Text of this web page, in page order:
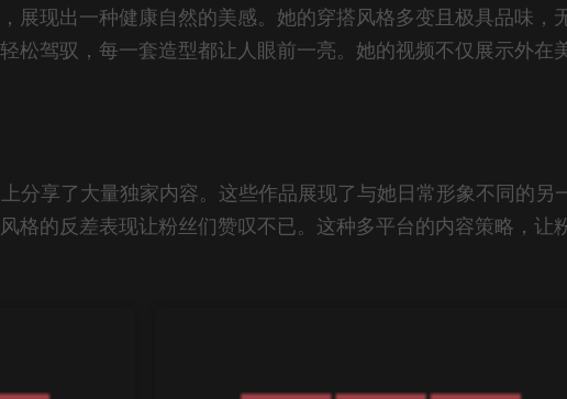
展现出一种健康自然的美感。她的穿搭风格多变且极具品味，
松驾驭，每一套造型都让人眼前一亮。她的视频不仅展示外在
上分享了大量独家内容。这些作品展现了与她日常形象不同的另
格的反差表现让粉丝们赞叹不已。这种多平台的内容策略，让